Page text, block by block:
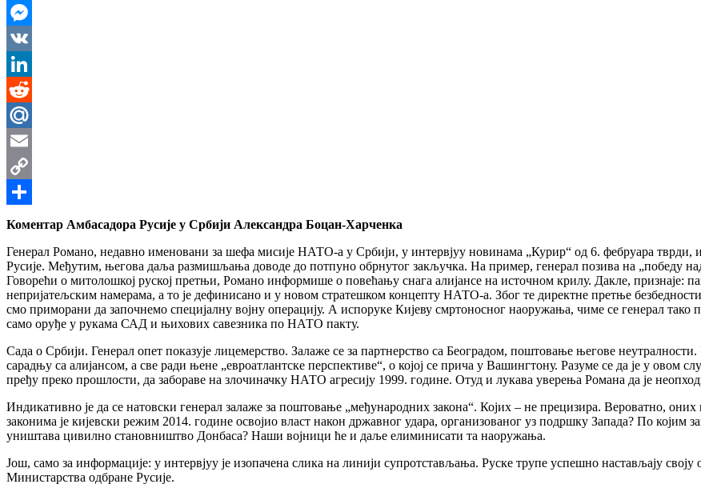
WhatsApp
Messenger
VK
LinkedIn
Reddit
Mail.Ru
Email
Copy
Link
Share
Коментар Амбасадора Русије у Србији Александра Боцан-Харченка
Генерал Романо, недавно именовани за шефа мисије НАТО-а у Србији, у интервјуу новинама „Курир“ од 6. фебруара
Русије. Међутим, његова даља размишљања доводе до потпуно обрнутог закључка. На пример, генерал позива на „победу
Говорећи о митолошкој руској претњи, Романо информише о повећању снага алијансе на источном крилу. Дакле, признаје:
непријатељским намерама, а то је дефинисано и у новом стратешком концепту НАТО-а. Због те директне претње безбедности
смо приморани да започнемо специјалну војну операцију. А испоруке Кијеву смртоносног наоружања, чиме се генерал
само оруђе у рукама САД и њихових савезника по НАТО пакту.
Сада о Србији. Генерал опет показује лицемерство. Залаже се за партнерство са Београдом, поштовање његове
сарадњу са алијансом, а све ради њене „евроатлантске перспективе“, о којој се прича у Вашингтону. Разуме се да је у овом
пређу преко прошлости, да забораве на злочиначку НАТО агресију 1999. године. Отуд и лукава уверења Романа да је
Индикативно је да се натовски генерал залаже за поштовање „међународних закона“. Којих – не прецизира. Вероватно,
законима је кијевски режим 2014. године освојио власт након државног удара, организованог уз подршку Запада? По којим
уништава цивилно становништво Донбаса? Наши војници ће и даље елиминисати та наоружања.
Још, само за информације: у интервјуу је изопачена слика на линији супротстављања. Руске трупе успешно настављају
Министарства одбране Русије.